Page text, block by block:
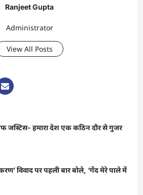
Ranjeet Gupta
Administrator
View All Posts
जस्टिस- हमारा देश एक कठिन दौर से गुजर
विवाद पर पहली बार बोले, ‘गेंद मेरे पाले में